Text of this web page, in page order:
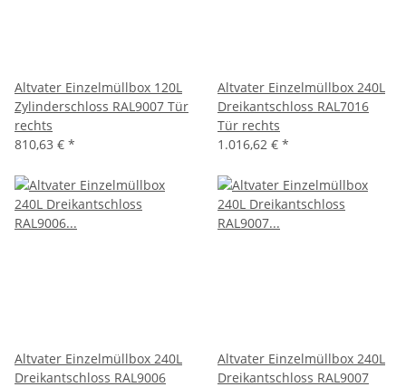
Altvater Einzelmüllbox 120L
Zylinderschloss RAL9007 Tür
rechts
810,63 € *
Altvater Einzelmüllbox 240L
Dreikantschloss RAL7016
Tür rechts
1.016,62 € *
Altvater Einzelmüllbox 240L
Dreikantschloss RAL9006
Altvater Einzelmüllbox 240L
Dreikantschloss RAL9007